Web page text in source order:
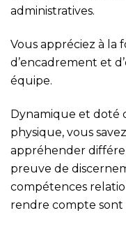
administratives.
Vous appréciez à la
d’encadrement et
équipe.
Dynamique et doté
physique, vous
appréhender
preuve de
compétences
rendre compte sont